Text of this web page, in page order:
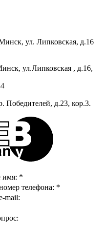
ул. Липковская, д.16
ул.Липковская , д.16,
Победителей, д.23, кор.3.
имя: *
телефона: *
mail: